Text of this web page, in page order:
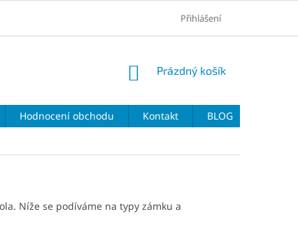
VELIKOSTNÍ TABULKY
Přihlášení
NÁKUPNÍ
Prázdný košík
Hodnocení obchodu Kontakt
BLOG
Níže se podíváme na typy zámku a